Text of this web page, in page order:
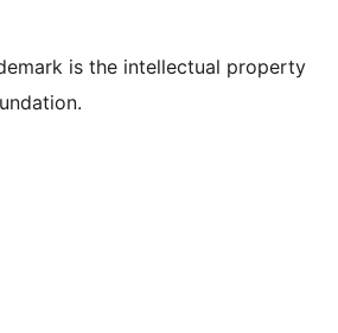
is the intellectual property